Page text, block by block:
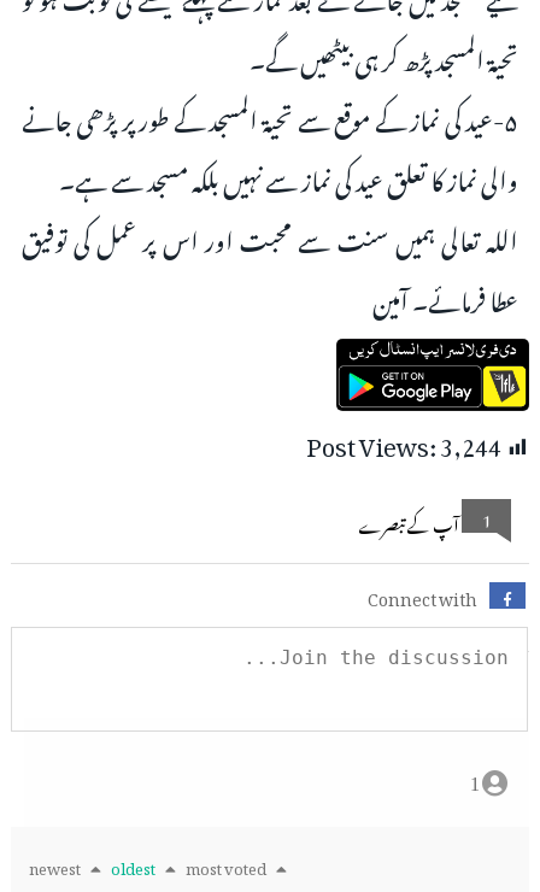
تحیۃ المسجد پڑھ کر ہی بیٹھیں گے۔
۵-عید کی نماز کے موقع سے تحیۃ المسجد کے طور پر پڑھی جانے
والی نماز کا تعلق عید کی نماز سے نہیں بلکہ مسجد سے ہے۔
اللہ تعالی ہمیں سنت سے محبت اور اس پر عمل کی توفیق
عطا فرمائے۔ آمین
Post Views:3,244
1 آپ کے تبصرے
Connect with
1
newest oldest most voted